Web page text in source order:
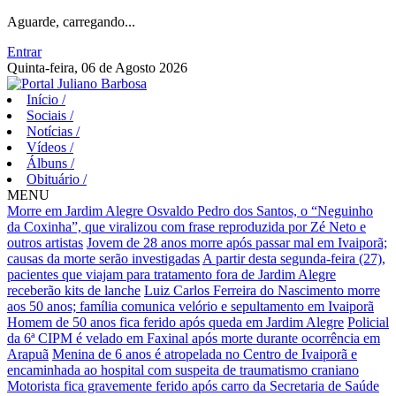
Aguarde, carregando...
Entrar
Quinta-feira, 06 de Agosto 2026
Início /
Sociais /
Notícias /
Vídeos /
Álbuns /
Obituário /
MENU
Morre em Jardim Alegre Osvaldo Pedro dos Santos, o “Neguinho
da Coxinha”, que viralizou com frase reproduzida por Zé Neto e
outros artistas Jovem de 28 anos morre após passar mal em Ivaiporã;
causas da morte serão investigadas A partir desta segunda-feira (27),
pacientes que viajam para tratamento fora de Jardim Alegre
receberão kits de lanche Luiz Carlos Ferreira do Nascimento morre
aos 50 anos; família comunica velório e sepultamento em Ivaiporã
Homem de 50 anos fica ferido após queda em Jardim Alegre Policial
da 6ª CIPM é velado em Faxinal após morte durante ocorrência em
Arapuã Menina de 6 anos é atropelada no Centro de Ivaiporã e
encaminhada ao hospital com suspeita de traumatismo craniano
Motorista fica gravemente ferido após carro da Secretaria de Saúde